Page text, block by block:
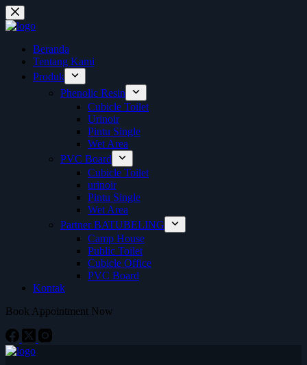
Skip
to
content
Beranda
Tentang Kami
Produk
Phenolic Resin
Cubicle Toilet
Urinoir
Pintu Single
Wet Area
PVC Board
Cubicle Toilet
urinoir
Pintu Single
Wet Area
Partner BATUBELING
Camp House
Public Toilet
Cubicle Office
PVC Board
Kontak
Book Appointment Now